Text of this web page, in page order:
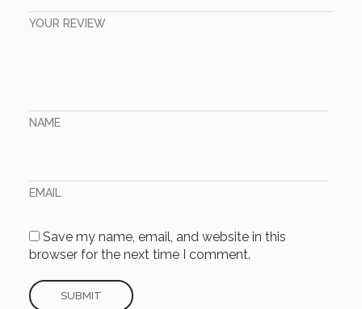
YOUR REVIEW
NAME
EMAIL
Save my name, email, and website in this
browser for the next time I comment.